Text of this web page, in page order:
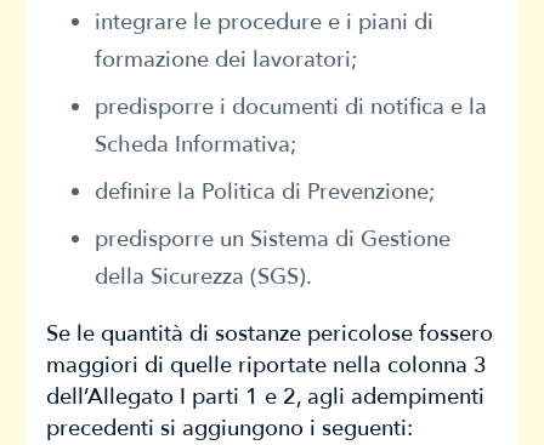
integrare le procedure e i piani di
formazione dei lavoratori;
predisporre i documenti di notifica e la
Scheda Informativa;
definire la Politica di Prevenzione;
predisporre un Sistema di Gestione
della Sicurezza (SGS).
Se le quantità di sostanze pericolose fossero
maggiori di quelle riportate nella colonna 3
dell’Allegato I parti 1 e 2, agli adempimenti
precedenti si aggiungono i seguenti: